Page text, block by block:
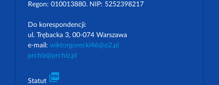
Regon: 010013880. NIP: 5252398217
Do korespondencji:
ul. Trębacka 3, 00-074 Warszawa
e-mail: wiktorgorecki46@o2.pl
prchiz@prchiz.pl
Statut picture_as_pdf